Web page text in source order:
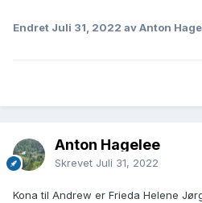
Endret Juli 31, 2022 av Anton
Anton Hagelee
Skrevet Juli 31, 2022
Kona til Andrew er Frieda Helene